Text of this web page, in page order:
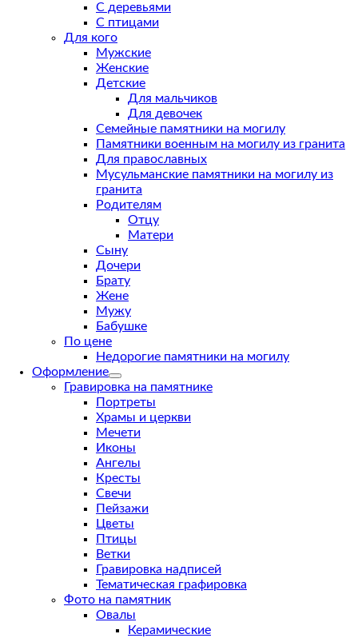
С деревьями
С птицами
Для кого
Мужские
Женские
Детские
Для мальчиков
Для девочек
Семейные памятники на могилу
Памятники военным на могилу из гранита
Для православных
Мусульманские памятники на могилу из
гранита
Родителям
Отцу
Матери
Сыну
Дочери
Брату
Жене
Мужу
Бабушке
По цене
Недорогие памятники на могилу
Оформление
Гравировка на памятнике
Портреты
Храмы и церкви
Мечети
Иконы
Ангелы
Кресты
Свечи
Пейзажи
Цветы
Птицы
Ветки
Гравировка надписей
Тематическая графировка
Фото на памятник
Овалы
Керамические